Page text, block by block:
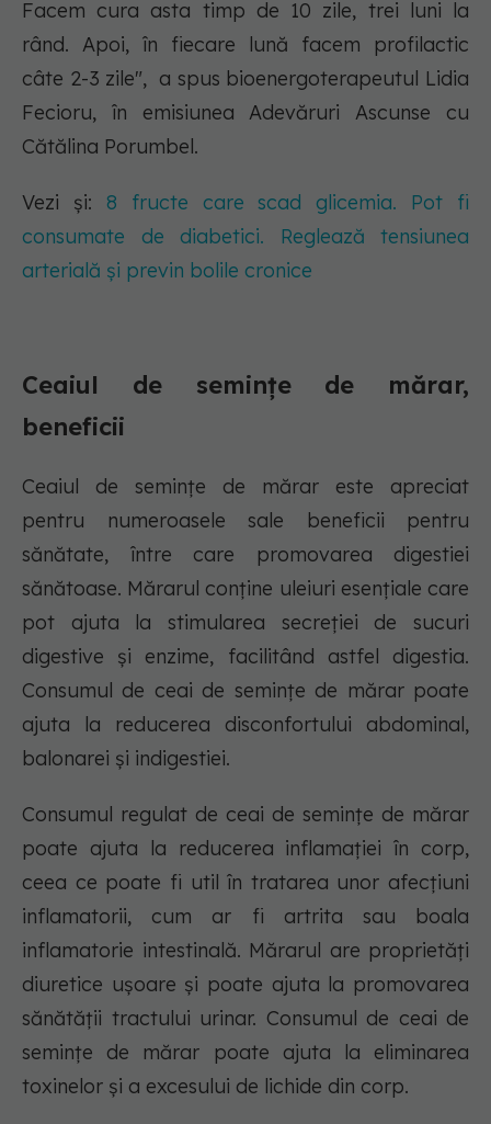
Facem cura asta timp de 10 zile, trei luni la
rând. Apoi, în fiecare lună facem profilactic
câte 2-3 zile", a spus bioenergoterapeutul Lidia
Fecioru, în emisiunea Adevăruri Ascunse cu
Cătălina Porumbel.
Vezi și: 8 fructe care scad glicemia. Pot fi
consumate de diabetici. Reglează tensiunea
arterială și previn bolile cronice
Ceaiul de semințe de mărar,
beneficii
Ceaiul de semințe de mărar este apreciat
pentru numeroasele sale beneficii pentru
sănătate, între care promovarea digestiei
sănătoase. Mărarul conține uleiuri esențiale care
pot ajuta la stimularea secreției de sucuri
digestive și enzime, facilitând astfel digestia.
Consumul de ceai de semințe de mărar poate
ajuta la reducerea disconfortului abdominal,
balonarei și indigestiei.
Consumul regulat de ceai de semințe de mărar
poate ajuta la reducerea inflamației în corp,
ceea ce poate fi util în tratarea unor afecțiuni
inflamatorii, cum ar fi artrita sau boala
inflamatorie intestinală. Mărarul are proprietăți
diuretice ușoare și poate ajuta la promovarea
sănătății tractului urinar. Consumul de ceai de
semințe de mărar poate ajuta la eliminarea
toxinelor și a excesului de lichide din corp.